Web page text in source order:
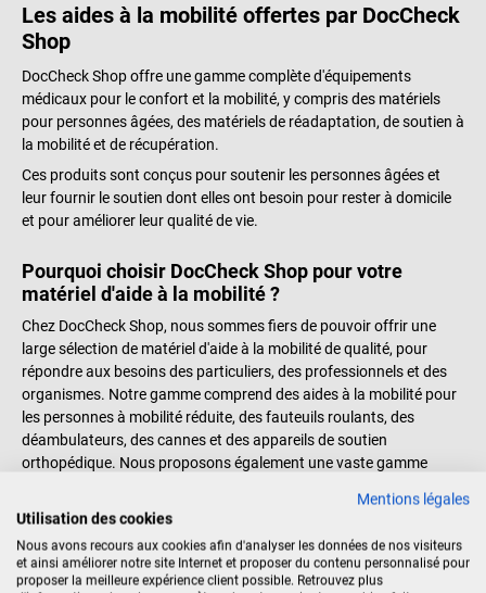
Les aides à la mobilité offertes par DocCheck
Shop
DocCheck Shop offre une gamme complète d'équipements
médicaux pour le confort et la mobilité, y compris des matériels
pour personnes âgées, des matériels de réadaptation, de soutien à
la mobilité et de récupération.
Ces produits sont conçus pour soutenir les personnes âgées et
leur fournir le soutien dont elles ont besoin pour rester à domicile
et pour améliorer leur qualité de vie.
Pourquoi choisir DocCheck Shop pour votre
matériel d'aide à la mobilité ?
Chez DocCheck Shop, nous sommes fiers de pouvoir offrir une
large sélection de matériel d'aide à la mobilité de qualité, pour
répondre aux besoins des particuliers, des professionnels et des
organismes. Notre gamme comprend des aides à la mobilité pour
les personnes à mobilité réduite, des fauteuils roulants, des
déambulateurs, des cannes et des appareils de soutien
orthopédique. Nous proposons également une vaste gamme
Chez DocCheck Shop, nous sommes déterminés à vous offrir le
meilleur service possible. Nous vous aidons à choisir le matériel
d'aide à la mobilité adapté à vos besoins et à votre budget. Nous
proposons également des options de financement pour vous aider
Mentions légales
Utilisation des cookies
Nous avons recours aux cookies afin d'analyser les données de nos visiteurs
et ainsi améliorer notre site Internet et proposer du contenu personnalisé pour
proposer la meilleure expérience client possible. Retrouvez plus